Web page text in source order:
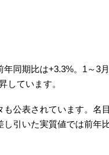
同期比は+3.3%。1～3
しています。
も公表されています。名
引いた実質値では前年